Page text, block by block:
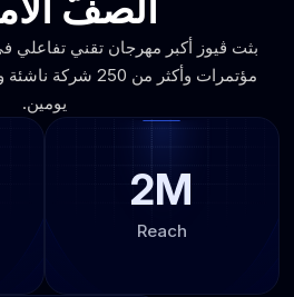
الصفّ
يومين.
2M
Reach